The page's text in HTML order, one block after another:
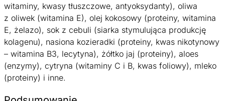
witaminy, kwasy tłuszczowe, antyoksydanty), oliwa
z oliwek (witamina E), olej kokosowy (proteiny, witamina
E, żelazo), sok z cebuli (siarka stymulująca produkcję
kolagenu), nasiona kozieradki (proteiny, kwas nikotynowy
– witamina B3, lecytyna), żółtko jaj (proteiny), aloes
(enzymy), cytryna (witaminy C i B, kwas foliowy), mleko
(proteiny) i inne.